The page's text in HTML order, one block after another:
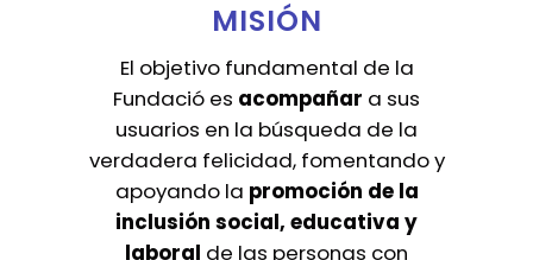
MISIÓN
El objetivo fundamental de la
Fundació es acompañar a sus
usuarios en la búsqueda de la
verdadera felicidad, fomentando y
apoyando la promoción de la
inclusión social, educativa y
laboral de las personas con